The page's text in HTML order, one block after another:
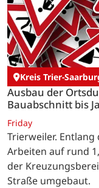
Kreis Trier-
Ausbau der
Bauabschnitt bis
Friday
Trierweiler. Entlang
Arbeiten auf rund
der
Straße umgebaut.